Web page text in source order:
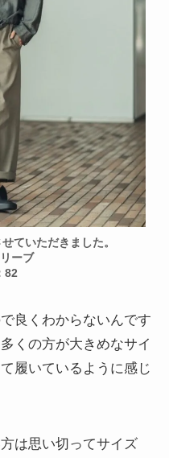
ていただきました。
ーブ
82
良くわからないんです
くの方が大きめなサイ
履いているように感じ
は思い切ってサイズ